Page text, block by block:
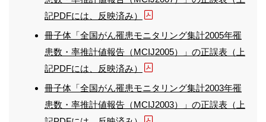
記PDFには、反映済み）
冊子体「全国がん罹患モニタリング集計2005年罹
患数・率推計値報告（MCIJ2005）」の正誤表（上
記PDFには、反映済み）
冊子体「全国がん罹患モニタリング集計2003年罹
患数・率推計値報告（MCIJ2003）」の正誤表（上